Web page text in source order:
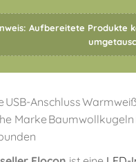
Aufbereitete Produkte
USB-AnschlussWarmweiß
Marke Baumwollkugeln